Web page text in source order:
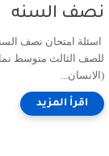
نصف السنه
للصف الثالث متوسط
(الانسان...